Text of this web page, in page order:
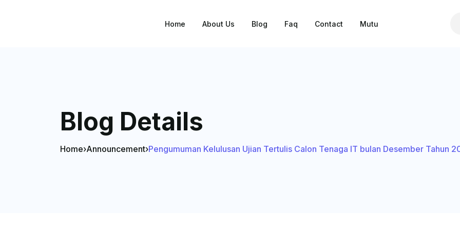
Home About Us Blog Faq Contact Mutu
Blog Details
Home›Announcement›Pengumuman Kelulusan Ujian Tertulis Calon Tenaga IT bulan Desember Tahun